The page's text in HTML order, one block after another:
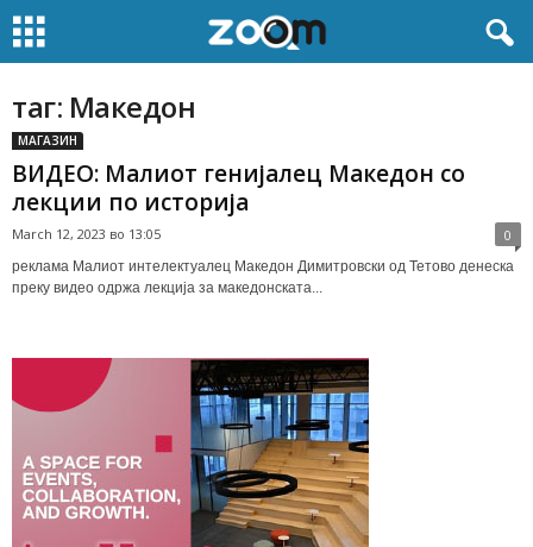
таг: Македон
МАГАЗИН
ВИДЕО: Малиот генијалец Македон со
лекции по историја
March 12, 2023 во 13:05 0
реклама Малиот интелектуалец Македон Димитровски од Тетово денеска
преку видео одржа лекција за македонската...